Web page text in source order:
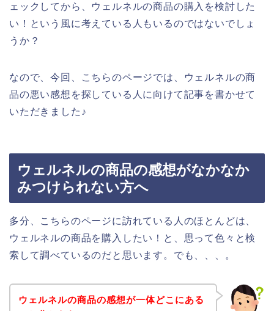
ェックしてから、ウェルネルの商品の購入を検討した
い！という風に考えている人もいるのではないでしょ
うか？
なので、今回、こちらのページでは、ウェルネルの商
品の悪い感想を探している人に向けて記事を書かせて
いただきました♪
ウェルネルの商品の感想がなかなか
みつけられない方へ
多分、こちらのページに訪れている人のほとんどは、
ウェルネルの商品を購入したい！と、思って色々と検
索して調べているのだと思います。でも、、、。
ウェルネルの商品の感想が一体どこにある